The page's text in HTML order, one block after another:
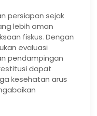
persiapan sejak
lebih aman
fiskus. Dengan
evaluasi
pendampingan
dapat
kesehatan arus